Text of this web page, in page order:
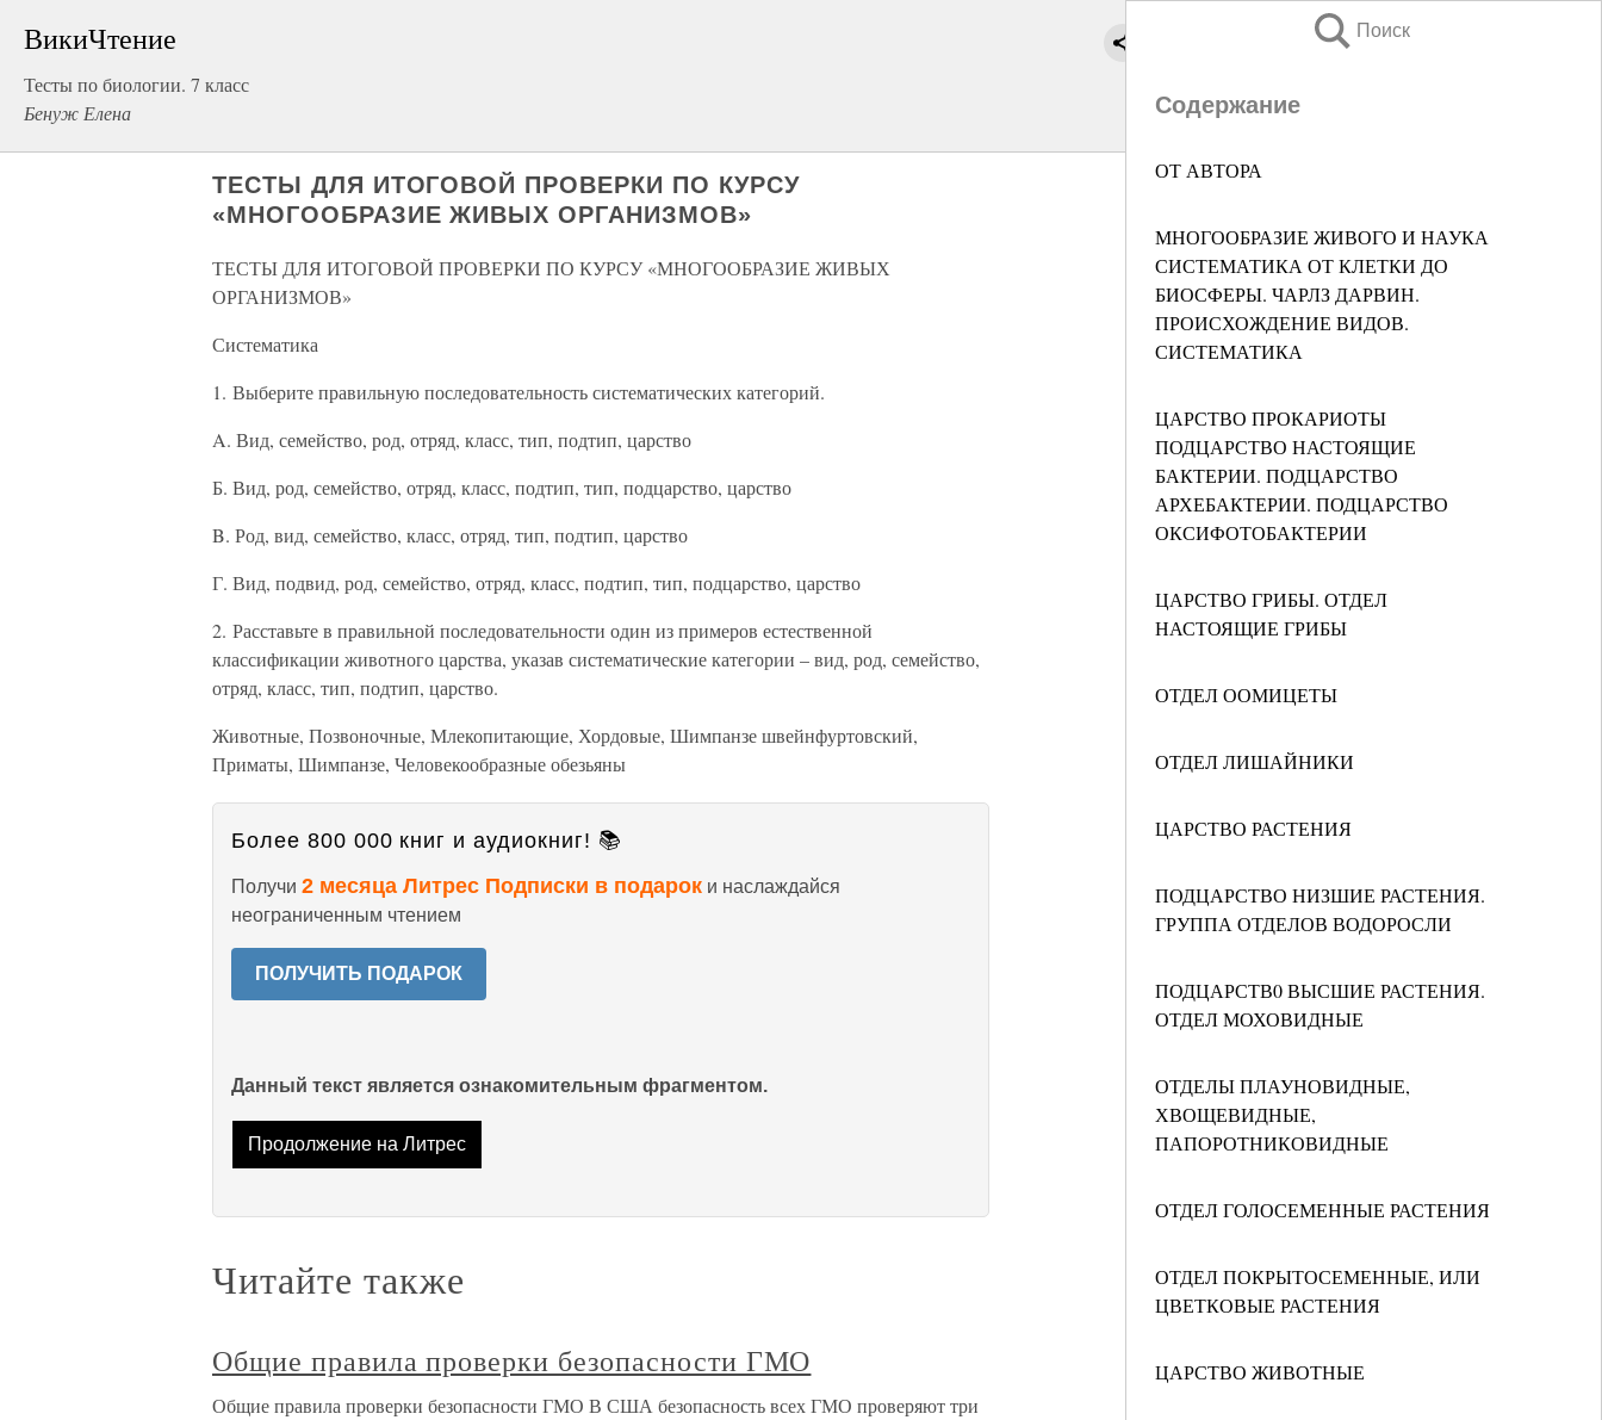
ВикиЧтение
Тесты по биологии. 7 класс
Бенуж Елена
Поиск
Содержание
ОТ АВТОРА
МНОГООБРАЗИЕ ЖИВОГО И НАУКА
СИСТЕМАТИКА ОТ КЛЕТКИ ДО
БИОСФЕРЫ. ЧАРЛЗ ДАРВИН.
ПРОИСХОЖДЕНИЕ ВИДОВ.
СИСТЕМАТИКА
ЦАРСТВО ПРОКАРИОТЫ
ПОДЦАРСТВО НАСТОЯЩИЕ
БАКТЕРИИ. ПОДЦАРСТВО
АРХЕБАКТЕРИИ. ПОДЦАРСТВО
ОКСИФОТОБАКТЕРИИ
ЦАРСТВО ГРИБЫ. ОТДЕЛ
НАСТОЯЩИЕ ГРИБЫ
ОТДЕЛ ООМИЦЕТЫ
ОТДЕЛ ЛИШАЙНИКИ
ЦАРСТВО РАСТЕНИЯ
ПОДЦАРСТВО НИЗШИЕ РАСТЕНИЯ.
ГРУППА ОТДЕЛОВ ВОДОРОСЛИ
ПОДЦАРСТВ0 ВЫСШИЕ РАСТЕНИЯ.
ОТДЕЛ МОХОВИДНЫЕ
ОТДЕЛЫ ПЛАУНОВИДНЫЕ,
ХВОЩЕВИДНЫЕ,
ПАПОРОТНИКОВИДНЫЕ
ОТДЕЛ ГОЛОСЕМЕННЫЕ РАСТЕНИЯ
ОТДЕЛ ПОКРЫТОСЕМЕННЫЕ, ИЛИ
ЦВЕТКОВЫЕ РАСТЕНИЯ
ЦАРСТВО ЖИВОТНЫЕ
ТЕСТЫ ДЛЯ ИТОГОВОЙ ПРОВЕРКИ ПО КУРСУ
«МНОГООБРАЗИЕ ЖИВЫХ ОРГАНИЗМОВ»
ТЕСТЫ ДЛЯ ИТОГОВОЙ ПРОВЕРКИ ПО КУРСУ «МНОГООБРАЗИЕ ЖИВЫХ
ОРГАНИЗМОВ»
Систематика
1. Выберите правильную последовательность систематических категорий.
A. Вид, семейство, род, отряд, класс, тип, подтип, царство
Б. Вид, род, семейство, отряд, класс, подтип, тип, подцарство, царство
B. Род, вид, семейство, класс, отряд, тип, подтип, царство
Г. Вид, подвид, род, семейство, отряд, класс, подтип, тип, подцарство, царство
2. Расставьте в правильной последовательности один из примеров естественной
классификации животного царства, указав систематические категории – вид, род, семейство,
отряд, класс, тип, подтип, царство.
Животные, Позвоночные, Млекопитающие, Хордовые, Шимпанзе швейнфуртовский,
Приматы, Шимпанзе, Человекообразные обезьяны
Более 800 000 книг и аудиокниг! 📚
Получи 2 месяца Литрес Подписки в подарок и наслаждайся
неограниченным чтением
ПОЛУЧИТЬ ПОДАРОК
Данный текст является ознакомительным фрагментом.
Продолжение на Литрес
Читайте также
Общие правила проверки безопасности ГМО
Общие правила проверки безопасности ГМО В США безопасность всех ГМО проверяют три